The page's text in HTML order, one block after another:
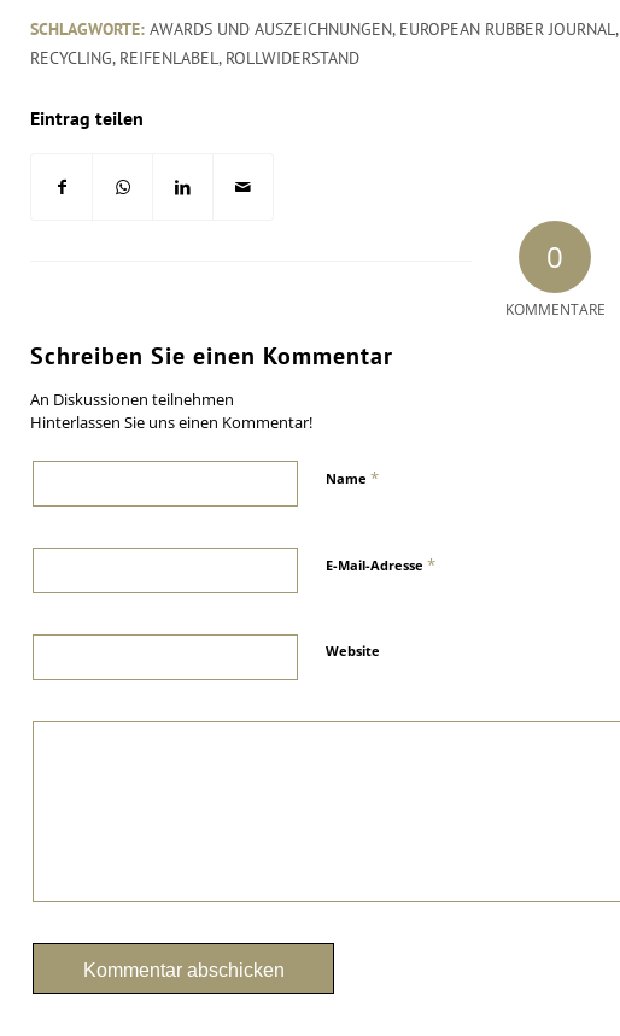
SCHLAGWORTE: AWARDS UND AUSZEICHNUNGEN, EUROPEAN RUBBER JOURNAL,
RECYCLING, REIFENLABEL, ROLLWIDERSTAND
Eintrag teilen
0
KOMMENTARE
Schreiben Sie einen Kommentar
An Diskussionen teilnehmen
Hinterlassen Sie uns einen Kommentar!
Name *
E-Mail-Adresse *
Website